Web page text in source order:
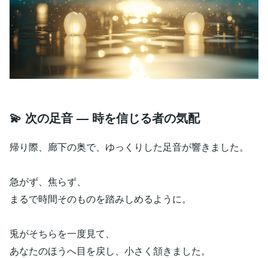
💫 次の足音 — 時を信じる者の気配
帰り際、廊下の奥で、ゆっくりした足音が響きました。
急がず、焦らず、
まるで時間そのものを踏みしめるように。
兎がそちらを一度見て、
あなたのほうへ目を戻し、小さく頷きました。